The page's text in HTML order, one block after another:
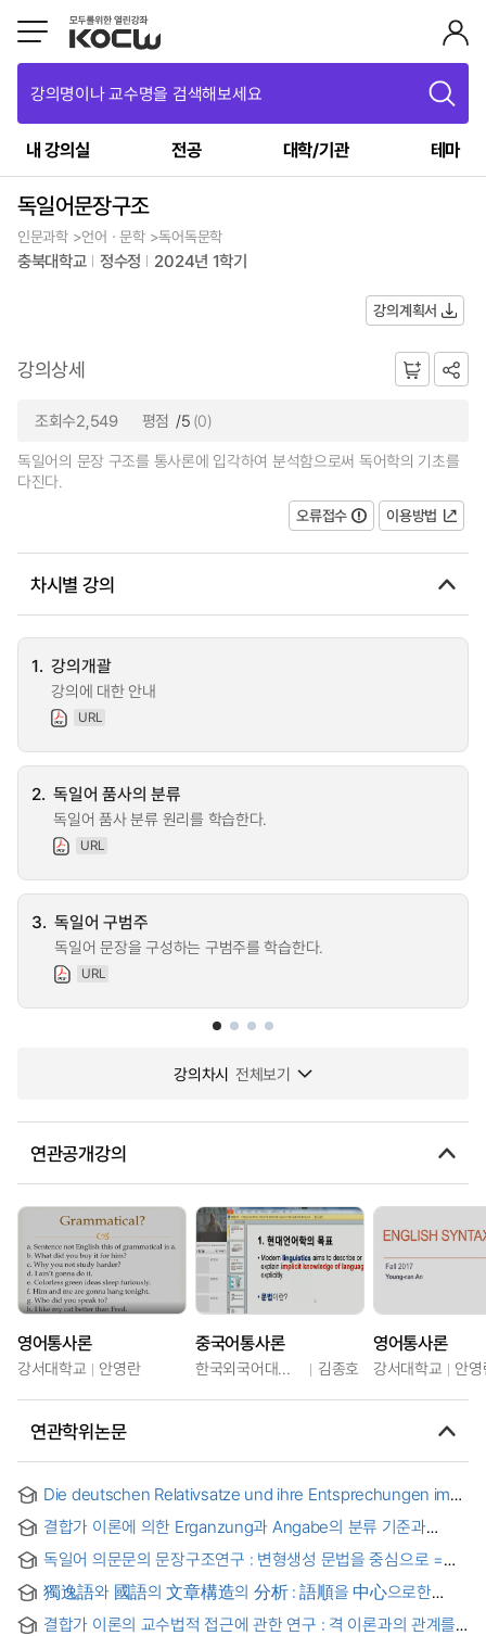
강의명이나 교수명을 검색해보세요
내 강의실 전공 대학/기관 테마
독일어문장구조
인문과학 >언어ㆍ문학 >독어독문학
충북대학교 정수정 2024년 1학기
강의계획서
강의상세
조회수2,549 평점 /5 (0)
독일어의 문장 구조를 통사론에 입각하여 분석함으로써 독어학의 기초를
다진다.
오류접수
이용방법
차시별 강의
1. 강의개괄
강의에 대한 안내
URL
2. 독일어 품사의 분류
독일어 품사 분류 원리를 학습한다.
URL
3. 독일어 구범주
독일어 문장을 구성하는 구범주를 학습한다.
URL
강의차시 전체보기
연관공개강의
영어통사론
강서대학교 안영란
중국어통사론
한국외국어대학교 김종호
영어통사론
강서대학교 안
연관학위논문
Die deutschen Relativsatze und ihre Entsprechungen im
Koreanischen. Kontrastive Syntax und
Ubersetzungsproblematik : Kim, Bo-Young
결합가 이론에 의한 Erganzung과 Angabe의 분류 기준과
방식에 대한 비교 고찰
독일어 의문문의 문장구조연구 : 변형생성 문법을 중심으로 =
Untersuchungen der syntaktischen strucktur vom
deutschen fragesatz
獨逸語와 國語의 文章構造의 分析 : 語順을 中心으로한
對照
결합가 이론의 교수법적 접근에 관한 연구 : 격 이론과의 관계를